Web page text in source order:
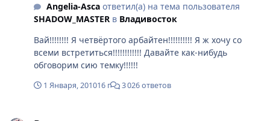
Angelia-Ascaответил(а) на тема пользователя
SHADOW_MASTER в Владивосток
Вай!!!!!!!! Я четвёртого арбайтен!!!!!!!!!! Я ж хочу со
всеми встретиться!!!!!!!!!!!! Давайте как-нибудь
обговорим сию темку!!!!!!
1 Января, 201016 г 3 026 ответов